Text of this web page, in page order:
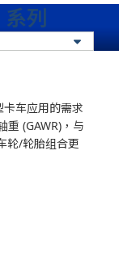
列
车应用的需求
重 (GAWR)，与
轮/轮胎组合更